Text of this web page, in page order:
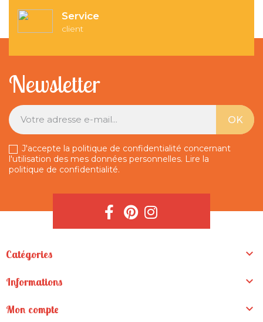
Service
client
Newsletter
J'accepte la politique de confidentialité concernant
l'utilisation des mes données personnelles. Lire la
politique de confidentialité.
Catégories 
Informations 
Mon compte 